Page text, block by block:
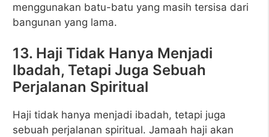
menggunakan batu-batu yang masih tersisa dari
bangunan yang lama.
13. Haji Tidak Hanya Menjadi
Ibadah, Tetapi Juga Sebuah
Perjalanan Spiritual
Haji tidak hanya menjadi ibadah, tetapi juga
sebuah perjalanan spiritual. Jamaah haji akan